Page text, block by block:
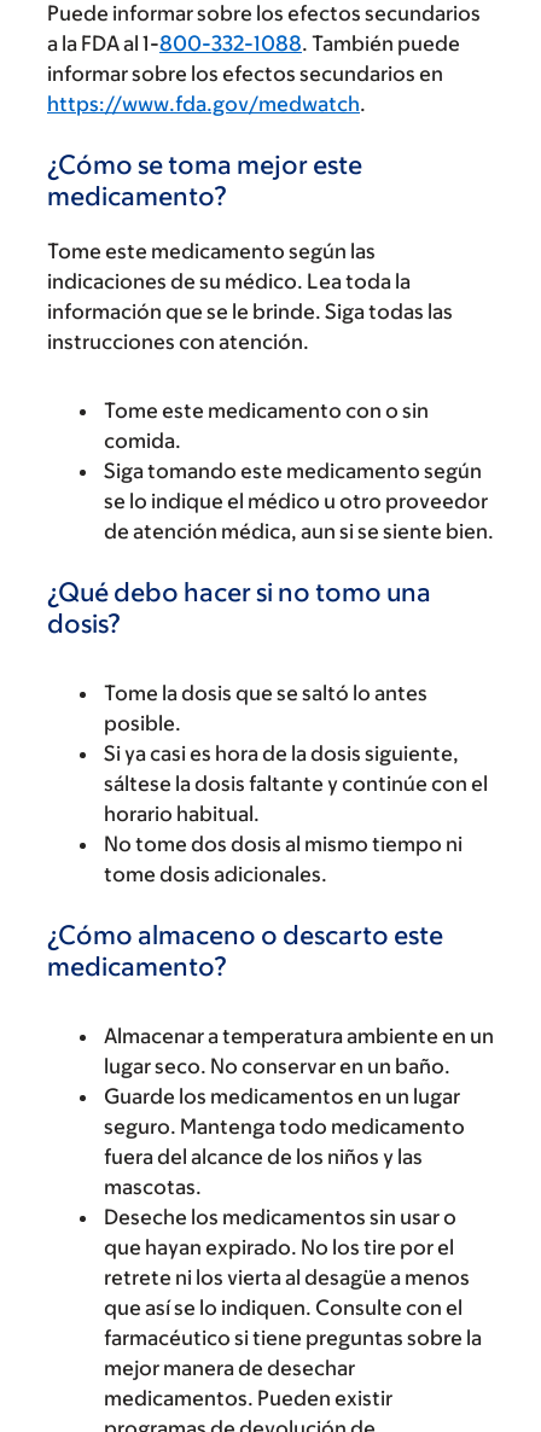
Puede informar sobre los efectos secundarios
a la FDA al 1-800-332-1088. También puede
informar sobre los efectos secundarios en
https://www.fda.gov/medwatch.
¿Cómo se toma mejor este
medicamento?
Tome este medicamento según las
indicaciones de su médico. Lea toda la
información que se le brinde. Siga todas las
instrucciones con atención.
Tome este medicamento con o sin
comida.
Siga tomando este medicamento según
se lo indique el médico u otro proveedor
de atención médica, aun si se siente bien.
¿Qué debo hacer si no tomo una
dosis?
Tome la dosis que se saltó lo antes
posible.
Si ya casi es hora de la dosis siguiente,
sáltese la dosis faltante y continúe con el
horario habitual.
No tome dos dosis al mismo tiempo ni
tome dosis adicionales.
¿Cómo almaceno o descarto este
medicamento?
Almacenar a temperatura ambiente en un
lugar seco. No conservar en un baño.
Guarde los medicamentos en un lugar
seguro. Mantenga todo medicamento
fuera del alcance de los niños y las
mascotas.
Deseche los medicamentos sin usar o
que hayan expirado. No los tire por el
retrete ni los vierta al desagüe a menos
que así se lo indiquen. Consulte con el
farmacéutico si tiene preguntas sobre la
mejor manera de desechar
medicamentos. Pueden existir